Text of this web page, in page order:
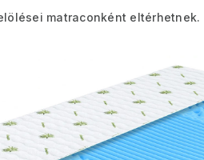
matraconként eltérhetnek.